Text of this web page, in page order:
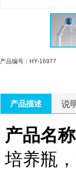
产品编号：HY-16977
产品描述 说
产品名
培养瓶